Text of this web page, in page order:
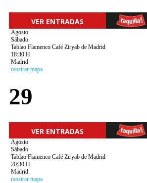
VER ENTRADAS
Agosto
Sábado
Tablao Flamenco Café Ziryab de Madrid
18:30 H
Madrid
mostrar mapa
29
VER ENTRADAS
Agosto
Sábado
Tablao Flamenco Café Ziryab de Madrid
20:30 H
Madrid
mostrar mapa